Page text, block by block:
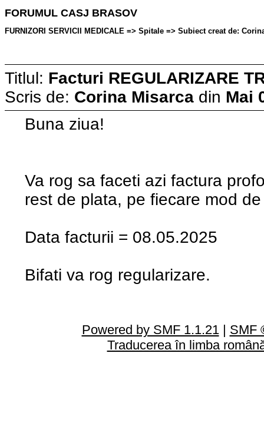
FORUMUL CASJ BRASOV
FURNIZORI SERVICII MEDICALE => Spitale => Subiect creat de:
Titlul: Facturi REGULARIZARE
Scris de: Corina Misarca din Mai
Buna ziua!
Va rog sa faceti azi factura
rest de plata, pe fiecare mod
Data facturii = 08.05.2025
Bifati va rog regularizare.
Powered by SMF 1.1.21| SMF
Traducerea în limba